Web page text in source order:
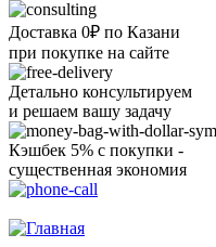
Доставка 0₽ по Казани
при покупке на сайте
Детально консультируем
и решаем вашу задачу
Кэшбек 5% с покупки -
существенная экономия